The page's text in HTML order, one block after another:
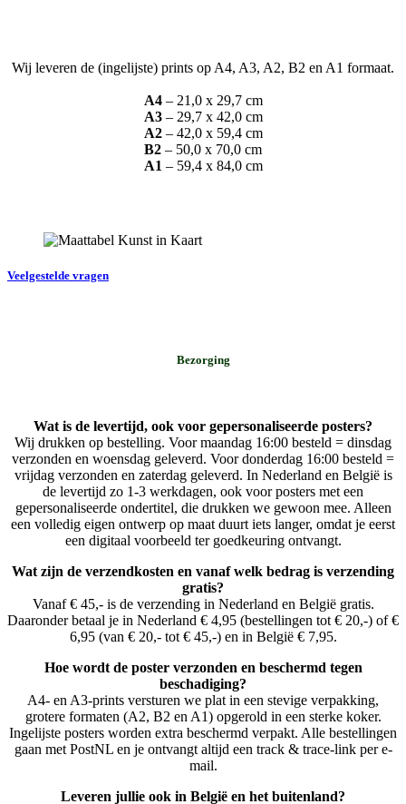
Wij leveren de (ingelijste) prints op A4, A3, A2, B2 en A1 formaat.
A4– 21,0 x 29,7 cm
A3– 29,7 x 42,0 cm
A2– 42,0 x 59,4 cm
B2 – 50,0 x 70,0 cm
A1 – 59,4 x 84,0 cm
Veelgestelde vragen
Bezorging
Wat is de levertijd, ook voor gepersonaliseerde posters?
Wij drukken op bestelling. Voor maandag 16:00 besteld = dinsdag
verzonden en woensdag geleverd. Voor donderdag 16:00 besteld =
vrijdag verzonden en zaterdag geleverd. In Nederland en België is
de levertijd zo 1-3 werkdagen, ook voor posters met een
gepersonaliseerde ondertitel, die drukken we gewoon mee. Alleen
een volledig eigen ontwerp op maat duurt iets langer, omdat je eerst
een digitaal voorbeeld ter goedkeuring ontvangt.
Wat zijn de verzendkosten en vanaf welk bedrag is verzending
gratis?
Vanaf € 45,- is de verzending in Nederland en België gratis.
Daaronder betaal je in Nederland € 4,95 (bestellingen tot € 20,-) of €
6,95 (van € 20,- tot € 45,-) en in België € 7,95.
Hoe wordt de poster verzonden en beschermd tegen
beschadiging?
A4- en A3-prints versturen we plat in een stevige verpakking,
grotere formaten (A2, B2 en A1) opgerold in een sterke koker.
Ingelijste posters worden extra beschermd verpakt. Alle bestellingen
gaan met PostNL en je ontvangt altijd een track & trace-link per e-
mail.
Leveren jullie ook in België en het buitenland?